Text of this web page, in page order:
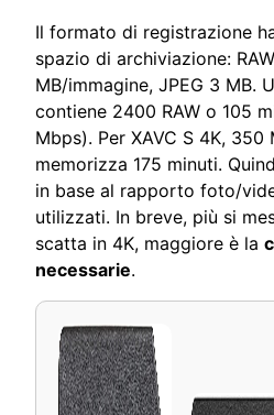
Il formato di registrazione
spazio di archiviazione:
MB/immagine, JPEG 3 MB.
contiene 2400 RAW o 105
Mbps). Per XAVC S 4K, 350
memorizza 175 minuti.
in base al rapporto foto/
utilizzati. In breve, più si
scatta in 4K, maggiore è la
necessarie.